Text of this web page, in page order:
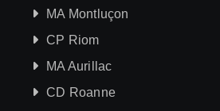
MA Montluçon
CP Riom
MA Aurillac
CD Roanne